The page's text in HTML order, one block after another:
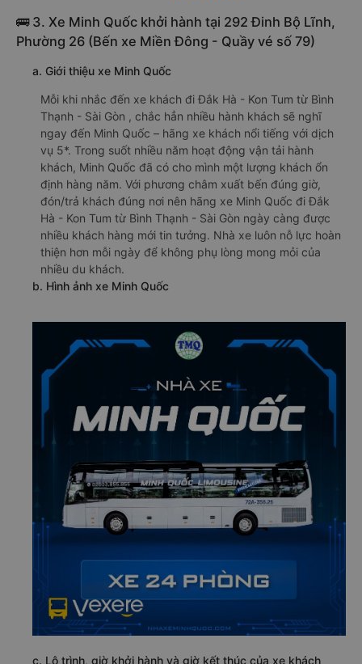
🚌 3. Xe Minh Quốc khởi hành tại 292 Đinh Bộ Lĩnh,
Phường 26 (Bến xe Miền Đông - Quầy vé số 79)
a. Giới thiệu xe Minh Quốc
Mỗi khi nhắc đến xe khách đi Đắk Hà - Kon Tum từ Bình
Thạnh - Sài Gòn , chắc hẳn nhiều hành khách sẽ nghĩ
ngay đến Minh Quốc – hãng xe khách nổi tiếng với dịch
vụ 5*. Trong suốt nhiều năm hoạt động vận tải hành
khách, Minh Quốc đã có cho mình một lượng khách ổn
định hàng năm. Với phương châm xuất bến đúng giờ,
đón/trả khách đúng nơi nên hãng xe Minh Quốc đi Đắk
Hà - Kon Tum từ Bình Thạnh - Sài Gòn ngày càng được
nhiều khách hàng mới tin tưởng. Nhà xe luôn nỗ lực hoàn
thiện hơn mỗi ngày để không phụ lòng mong mỏi của
nhiều du khách.
b. Hình ảnh xe Minh Quốc
c. Lộ trình, giờ khởi hành và giờ kết thúc của xe khách